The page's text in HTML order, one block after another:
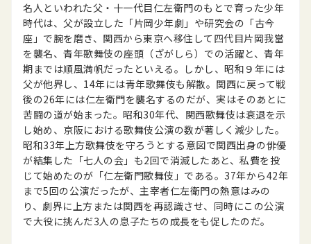
名人といわれた父・十一代目仁左衛門のもとで育った少年
時代は、父が設立した「片岡少年劇」や研究会の「古今
座」で腕を磨き、関西から東京へ移住して四代目片岡我當
を襲名、青年歌舞伎の座頭（ざがしら）での活躍と、青年
期までは順風満帆だったといえる。しかし、昭和９年には
父が他界し、14年には青年歌舞伎も解散。関西に戻って戦
後の26年には仁左衛門を襲名するのだが、実はそのあとに
苦闘の道が始まった。昭和30年代、関西歌舞伎は衰退を示
し始め、京阪における歌舞伎公演の数が著しく減少した。
昭和33年上方歌舞伎を守ろうとする意図で関西出身の俳優
が結集した「七人の会」も2回で消滅したあと、私費を投
じて始めたのが「仁左衛門歌舞伎」である。37年から42年
まで5回の公演だったが、主宰者仁左衛門の熱意はみの
り、劇界に上方または関西を再認識させ、同時にこの公演
で大役に挑んだ3人の息子たちの成長をも促したのだ。